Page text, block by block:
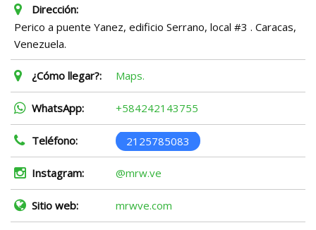
Dirección:
Perico a puente Yanez, edificio Serrano, local #3 . Caracas,
Venezuela.
¿Cómo llegar?: Maps.
WhatsApp: +584242143755
Teléfono: 2125785083
Instagram: @mrw.ve
Sitio web: mrwve.com